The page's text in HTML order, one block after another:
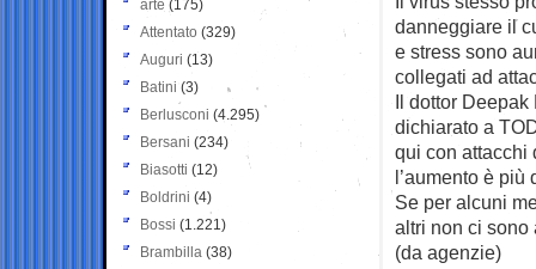
danneggiare il
e stress sono
collegati ad
Il dottor
dichiarato a
qui con attacchi
l’aumento è più
Se per alcuni
altri non ci sono
(da agenzie)
arte (175)
Attentato (329)
Auguri (13)
Batini (3)
Berlusconi (4.295)
Bersani (234)
Biasotti (12)
Boldrini (4)
Bossi (1.221)
Brambilla (38)